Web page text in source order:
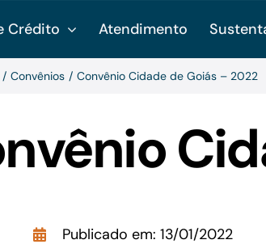
Crédito Atendimento
Convênios Convênio Cidade de Goiás – 2022
Publicado em: 13/01/2022